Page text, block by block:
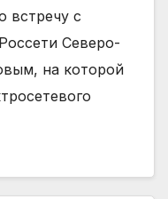
встречу с
Северо-
на которой